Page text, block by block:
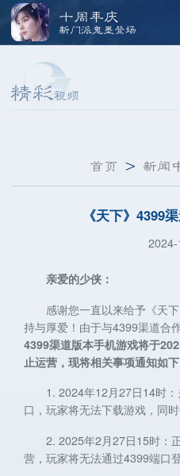
十周年庆
新门派鬼墨登场
首页 > 新闻
《天下》4399
亲爱的少侠：
感谢您一直以来给予《天下
持与厚爱！由于与4399渠道合
4399渠道版本手机游戏将于
止运营，现将相关事项通知如下
1. 2024年12月27日14时：
口，玩家将无法下载游戏，同
2. 2025年2月27日15时：
营，玩家将无法通过4399端口